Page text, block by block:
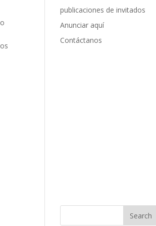
publicaciones de invitados
Anunciar aquí
Contáctanos